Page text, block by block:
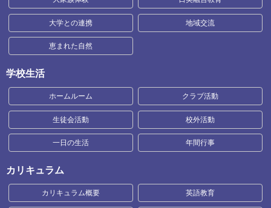
大学との連携 地域交流
恵まれた自然
学校生活
ホームルーム クラブ活動
生徒会活動 校外活動
一日の生活 年間行事
カリキュラム
カリキュラム概要 英語教育